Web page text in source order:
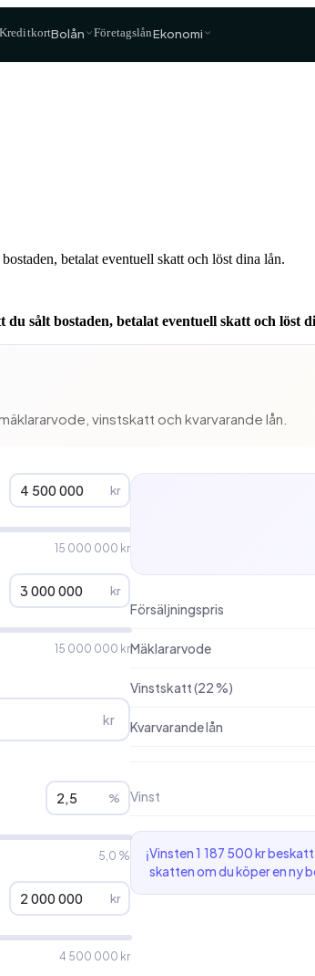
Snart
KreditkortBolån FöretagslånEkonomi
betalat eventuell skatt och löst dina lån.
sålt bostaden, betalat eventuell skatt och löst
vinstskatt och kvarvarande lån.
kr
15 000 000 kr
kr
15 000 000 kr
kr
%
5,0 %
kr
4 500 000 kr
Försäljningspris
Mäklararvode
Vinstskatt (22 %)
Kvarvarande lån
Vinst
ℹVinsten 1 187 500 kr
skatten om du köper en ny